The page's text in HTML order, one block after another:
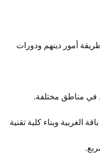
أمور دينهم ودورات
الغربية وبناء كلية تقنية